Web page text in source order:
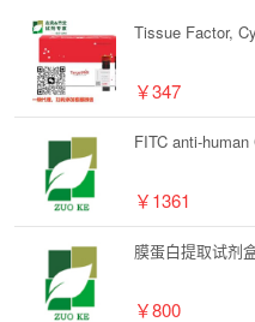
Tissue Factor,
￥347
FITC anti-human
￥1361
膜蛋白提取试剂
￥800